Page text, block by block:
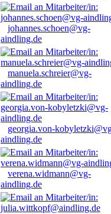
johannes.schoen@vg-
aindling.de
manuela.schreier@vg-
aindling.de
georgia.von-
aindling.de
verena.widmann@vg-
aindling.de